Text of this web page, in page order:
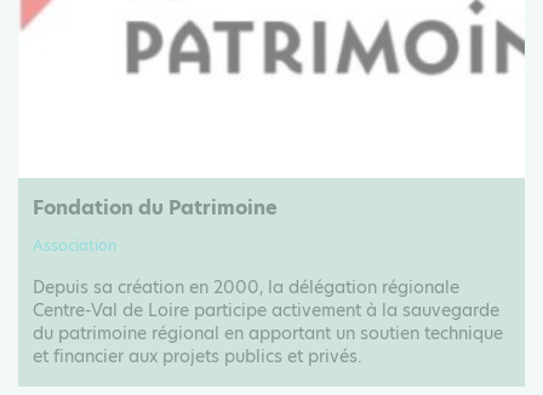
Fondation du Patrimoine
Association
Depuis sa création en 2000, la délégation régionale
Centre-Val de Loire participe activement à la sauvegarde
du patrimoine régional en apportant un soutien technique
et financier aux projets publics et privés.